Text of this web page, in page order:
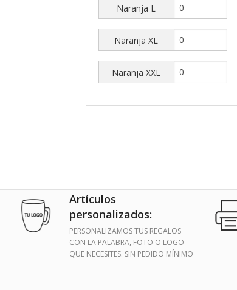
Naranja L
Naranja XL
Naranja XXL
Artículos
personalizados:
PERSONALIZAMOS TUS REGALOS
CON LA PALABRA, FOTO O LOGO
QUE NECESITES. SIN PEDIDO MÍNIMO